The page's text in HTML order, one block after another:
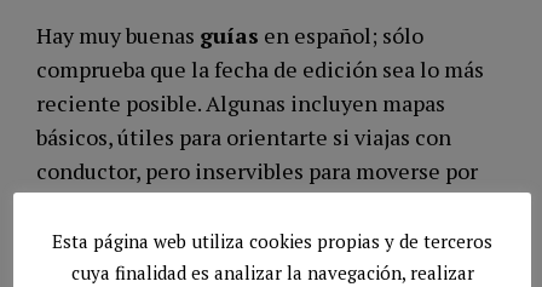
Hay muy buenas guías en español; sólo
comprueba que la fecha de edición sea lo más
reciente posible. Algunas incluyen mapas
básicos, útiles para orientarte si viajas con
conductor, pero inservibles para moverse por
Las guías en inglés son más completas, sobre
Esta página web utiliza cookies propias y de terceros
cuya finalidad es analizar la navegación, realizar